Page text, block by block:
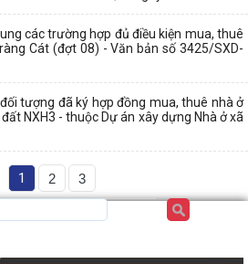
các trường hợp đủ điều kiện mua, thuê
Cát (đợt 08) - Văn bản số 3425/SXD-
tượng đã ký hợp đồng mua, thuê nhà ở
NXH3 - thuộc Dự án xây dựng Nhà ở xã
1 2 3